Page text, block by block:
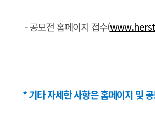
- 공모전 홈페이지 접수(
* 기타 자세한 사항은 홈페이지 및